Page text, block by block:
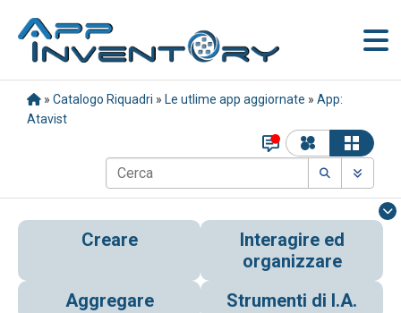
» Catalogo Riquadri » Le utlime app aggiornate » App:
Atavist
Creare
Interagire ed
organizzare
Aggregare
Strumenti di I.A.